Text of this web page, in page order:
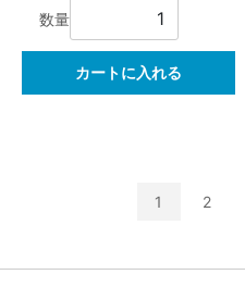
数量
カートに入れる
1 2